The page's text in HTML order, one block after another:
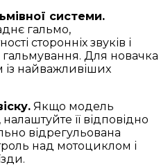
системи.
гальмо,
сторонніх звуків і
гальмування. Для новачка
із найважливіших
Якщо модель
її відповідно
відрегульована
над мотоциклом і